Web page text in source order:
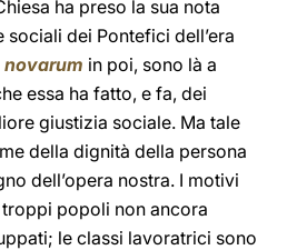
ha preso la sua nota
dei Pontefici dell’era
novarum in poi, sono là a
essa ha fatto, e fa, dei
giustizia sociale. Ma tale
della dignità della persona
dell’opera nostra. I motivi
popoli non ancora
le classi lavoratrici sono